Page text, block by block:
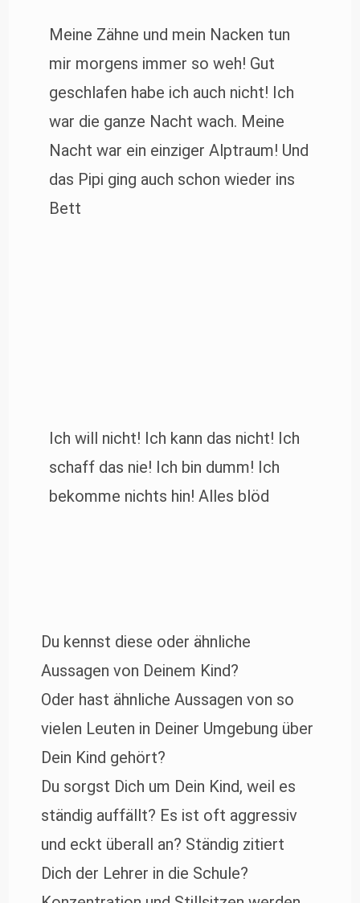
Meine Zähne und mein Nacken tun
mir morgens immer so weh! Gut
geschlafen habe ich auch nicht! Ich
war die ganze Nacht wach. Meine
Nacht war ein einziger Alptraum! Und
das Pipi ging auch schon wieder ins
Bett
Ich will nicht! Ich kann das nicht! Ich
schaff das nie! Ich bin dumm! Ich
bekomme nichts hin! Alles blöd
Du kennst diese oder ähnliche
Aussagen von Deinem Kind?
Oder hast ähnliche Aussagen von so
vielen Leuten in Deiner Umgebung über
Dein Kind gehört?
Du sorgst Dich um Dein Kind, weil es
ständig auffällt? Es ist oft aggressiv
und eckt überall an? Ständig zitiert
Dich der Lehrer in die Schule?